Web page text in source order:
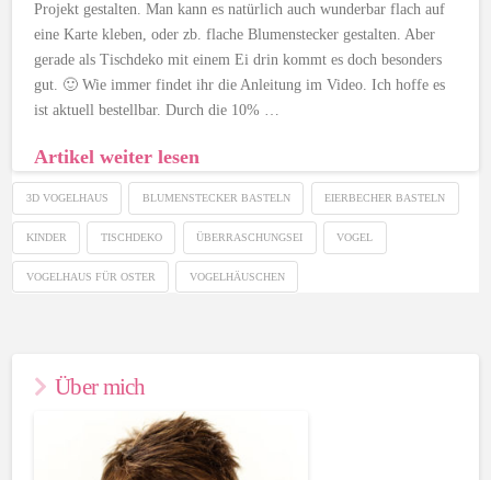
Projekt gestalten. Man kann es natürlich auch wunderbar flach auf
eine Karte kleben, oder zb. flache Blumenstecker gestalten. Aber
gerade als Tischdeko mit einem Ei drin kommt es doch besonders
gut. 🙂 Wie immer findet ihr die Anleitung im Video. Ich hoffe es
ist aktuell bestellbar. Durch die 10% …
Artikel weiter lesen
3D VOGELHAUS BLUMENSTECKER BASTELN EIERBECHER BASTELN
KINDER TISCHDEKO ÜBERRASCHUNGSEI VOGEL
VOGELHAUS FÜR OSTER VOGELHÄUSCHEN
Über mich